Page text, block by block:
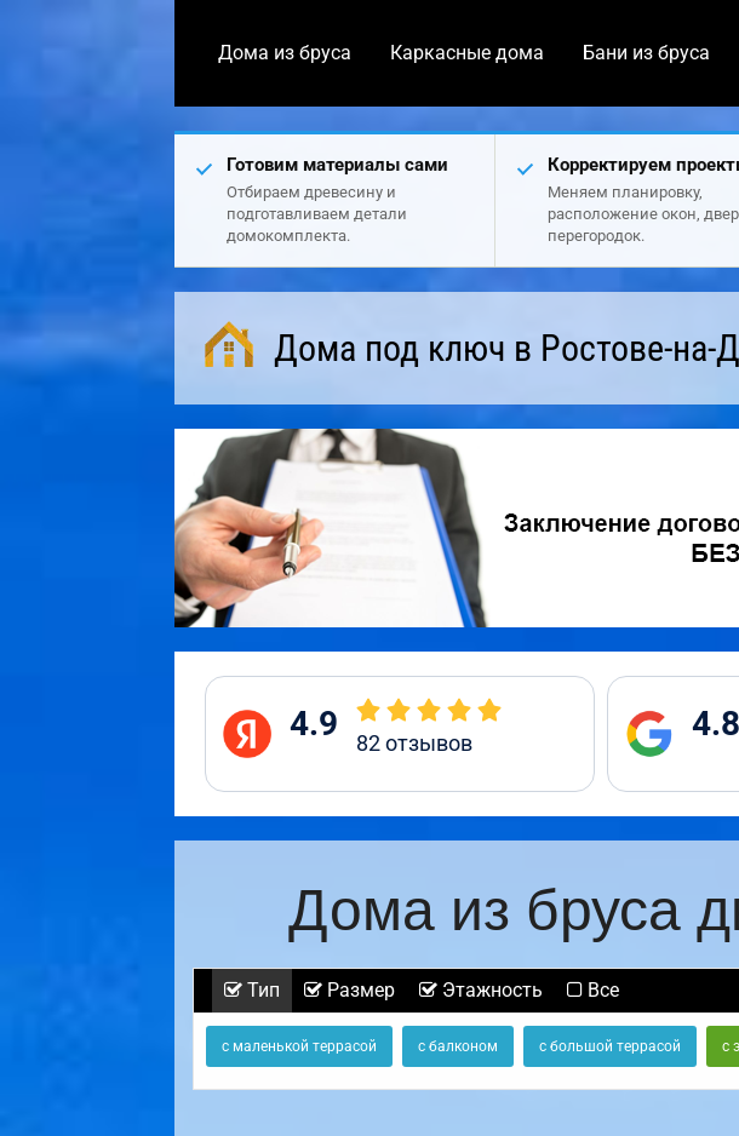
Дома из бруса Каркасные дома Бани из бруса
Готовим материалы сами
Отбираем древесину и
подготавливаем детали
домокомплекта.
Корректируем
Меняем планировку,
расположение окон,
перегородок.
Дома под ключ в Ростове-на-
4.9 82отзывов 4.8
Дома из бруса
Тип Размер Этажность Все
с маленькой террасой с балконом с большой террасой с